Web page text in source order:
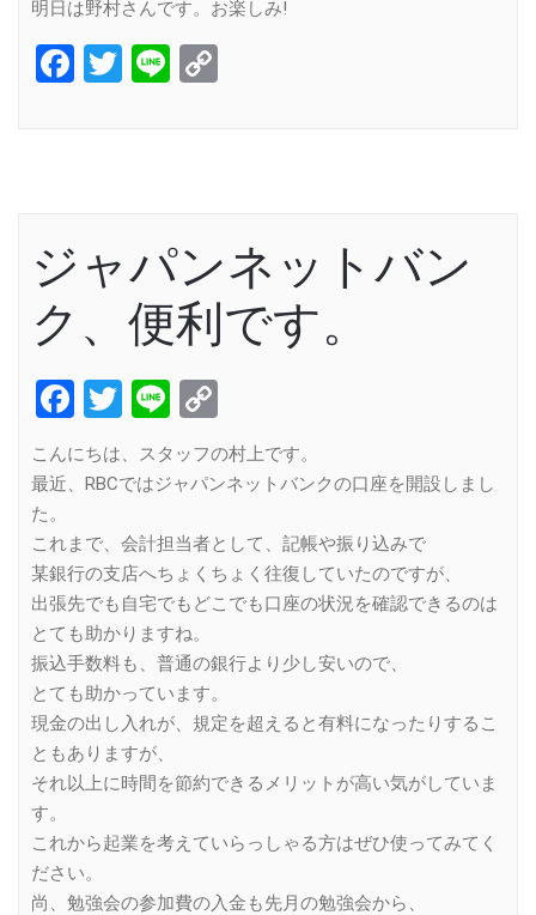
明日は野村さんです。お楽しみ!
Facebook
Twitter
Line
ジャパンネットバン
ク、便利です。
Facebook
Twitter
Line
Link
こんにちは、スタッフの村上です。
最近、RBCではジャパンネットバンクの口座を開設しまし
た。
これまで、会計担当者として、記帳や振り込みで
某銀行の支店へちょくちょく往復していたのですが、
出張先でも自宅でもどこでも口座の状況を確認できるのは
とても助かりますね。
振込手数料も、普通の銀行より少し安いので、
とても助かっています。
現金の出し入れが、規定を超えると有料になったりするこ
ともありますが、
それ以上に時間を節約できるメリットが高い気がしていま
す。
これから起業を考えていらっしゃる方はぜひ使ってみてく
ださい。
尚、勉強会の参加費の入金も先月の勉強会から、